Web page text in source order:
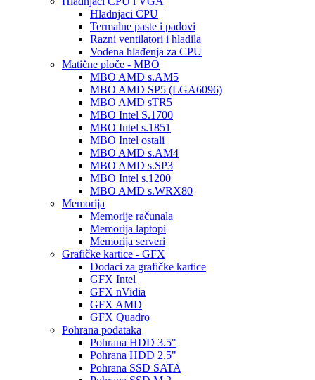
Hladnjaci CPU
Termalne paste i padovi
Razni ventilatori i hladila
Vodena hlađenja za CPU
Matične ploče - MBO
MBO AMD s.AM5
MBO AMD SP5 (LGA6096)
MBO AMD sTR5
MBO Intel S.1700
MBO Intel s.1851
MBO Intel ostali
MBO AMD s.AM4
MBO AMD s.SP3
MBO Intel s.1200
MBO AMD s.WRX80
Memorija
Memorije računala
Memorija laptopi
Memorija serveri
Grafičke kartice - GFX
Dodaci za grafičke kartice
GFX Intel
GFX nVidia
GFX AMD
GFX Quadro
Pohrana podataka
Pohrana HDD 3.5"
Pohrana HDD 2.5"
Pohrana SSD SATA